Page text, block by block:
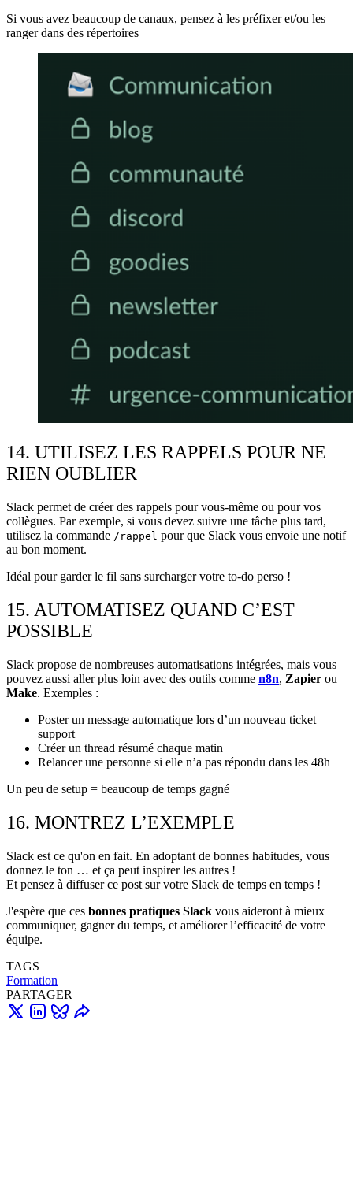
Si vous avez beaucoup de canaux, pensez à les préfixer et/ou les
ranger dans des répertoires
14. UTILISEZ LES RAPPELS POUR NE
RIEN OUBLIER
Slack permet de créer des rappels pour vous-même ou pour vos
collègues. Par exemple, si vous devez suivre une tâche plus tard,
utilisez la commande /rappel pour que Slack vous envoie une notif
au bon moment.
Idéal pour garder le fil sans surcharger votre to-do perso !
15. AUTOMATISEZ QUAND C’EST
POSSIBLE
Slack propose de nombreuses automatisations intégrées, mais vous
pouvez aussi aller plus loin avec des outils comme n8n, Zapier ou
Make. Exemples :
Poster un message automatique lors d’un nouveau ticket
support
Créer un thread résumé chaque matin
Relancer une personne si elle n’a pas répondu dans les 48h
Un peu de setup = beaucoup de temps gagné
16. MONTREZ L’EXEMPLE
Slack est ce qu'on en fait. En adoptant de bonnes habitudes, vous
donnez le ton … et ça peut inspirer les autres !
Et pensez à diffuser ce post sur votre Slack de temps en temps !
J'espère que ces bonnes pratiques Slack vous aideront à mieux
communiquer, gagner du temps, et améliorer l’efficacité de votre
équipe.
TAGS
Formation
PARTAGER